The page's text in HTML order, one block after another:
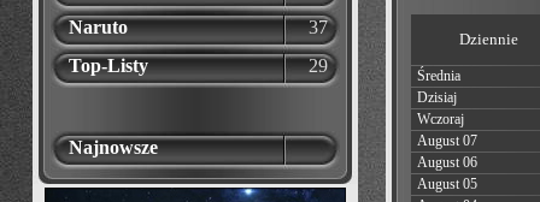
Naruto
37
Top-Listy
29
Najnowsze
Dziennie
Średnia
Dzisiaj
Wczoraj
August 07
August 06
August 05